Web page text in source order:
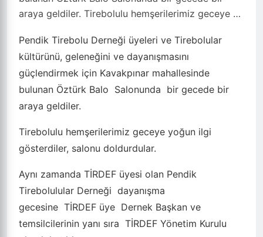
araya geldiler. Tirebolulu hemşerilerimiz geceye …
Pendik Tirebolu Derneği üyeleri ve Tirebolular
kültürünü, geleneğini ve dayanışmasını
güçlendirmek için Kavakpınar mahallesinde
bulunan Öztürk Balo Salonunda bir gecede bir
araya geldiler.
Tirebolulu hemşerilerimiz geceye yoğun ilgi
gösterdiler, salonu doldurdular.
Aynı zamanda TİRDEF üyesi olan Pendik
Tirebolulular Derneği dayanışma
gecesine TİRDEF üye Dernek Başkan ve
temsilcilerinin yanı sıra TİRDEF Yönetim Kurulu